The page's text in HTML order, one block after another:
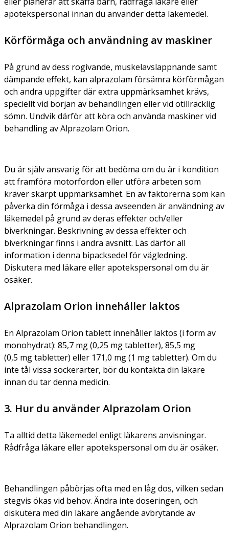
apotekspersonal innan du använder detta läkemedel.
Körförmåga och användning av maskiner
På grund av dess rogivande, muskelavslappnande samt
dämpande effekt, kan alprazolam försämra körförmågan
och andra uppgifter där extra uppmärksamhet krävs,
speciellt vid början av behandlingen eller vid otillräcklig
sömn. Undvik därför att köra och använda maskiner vid
behandling av Alprazolam Orion.
Du är själv ansvarig för att bedöma om du är i kondition
att framföra motorfordon eller utföra arbeten som
kräver skärpt uppmärksamhet. En av faktorerna som kan
påverka din förmåga i dessa avseenden är användning av
läkemedel på grund av deras effekter och/eller
biverkningar. Beskrivning av dessa effekter och
biverkningar finns i andra avsnitt. Läs därför all
information i denna bipacksedel för vägledning.
Diskutera med läkare eller apotekspersonal om du är
osäker.
Alprazolam Orion innehåller laktos
En Alprazolam Orion tablett innehåller laktos (i form av
monohydrat): 85,7 mg (0,25 mg tabletter), 85,5 mg
(0,5 mg tabletter) eller 171,0 mg (1 mg tabletter). Om du
inte tål vissa sockerarter, bör du kontakta din läkare
innan du tar denna medicin.
3. Hur du använder Alprazolam Orion
Ta alltid detta läkemedel enligt läkarens anvisningar.
Rådfråga läkare eller apotekspersonal om du är osäker.
Behandlingen påbörjas ofta med en låg dos, vilken sedan
stegvis ökas vid behov. Ändra inte doseringen, och
diskutera med din läkare angående avbrytande av
Alprazolam Orion behandlingen.